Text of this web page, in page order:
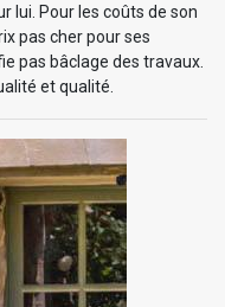
lui. Pour les coûts de son
pas cher pour ses
pas bâclage des travaux.
et qualité.